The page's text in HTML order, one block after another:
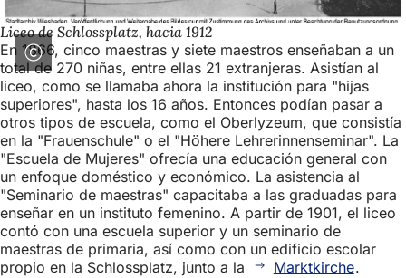
Liceo de Schlossplatz, hacia 1912
En 1866, cinco maestras y siete maestros enseñaban a un
total de 270 niñas, entre ellas 21 extranjeras. Asistían al
liceo, como se llamaba ahora la institución para "hijas
superiores", hasta los 16 años. Entonces podían pasar a
otros tipos de escuela, como el Oberlyzeum, que consistía
en la "Frauenschule" o el "Höhere Lehrerinnenseminar". La
"Escuela de Mujeres" ofrecía una educación general con
un enfoque doméstico y económico. La asistencia al
"Seminario de maestras" capacitaba a las graduadas para
enseñar en un instituto femenino. A partir de 1901, el liceo
contó con una escuela superior y un seminario de
maestras de primaria, así como con un edificio escolar
propio en la Schlossplatz, junto a la
Marktkirche.